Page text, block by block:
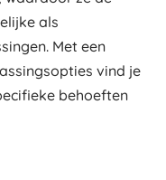
als
Met een
vind je
behoeften